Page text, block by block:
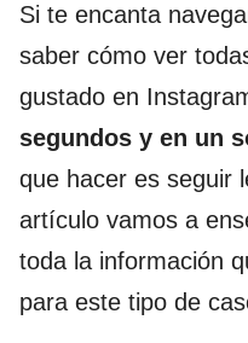
Si te encanta
saber cómo ver
gustado en
segundos y en un
que hacer es seguir
artículo vamos a
toda la información
para este tipo de